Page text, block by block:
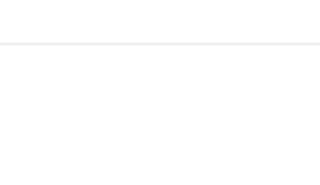
tin công nghệ